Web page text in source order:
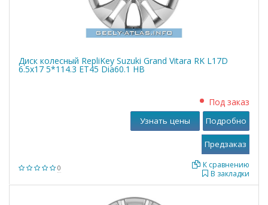
Диск колесный RepliKey Suzuki Grand Vitara RK L17D
6.5x17 5*114.3 ET45 Dia60.1 HB
0
Под заказ
В закладки
К сравнению
Узнать цены Подробно